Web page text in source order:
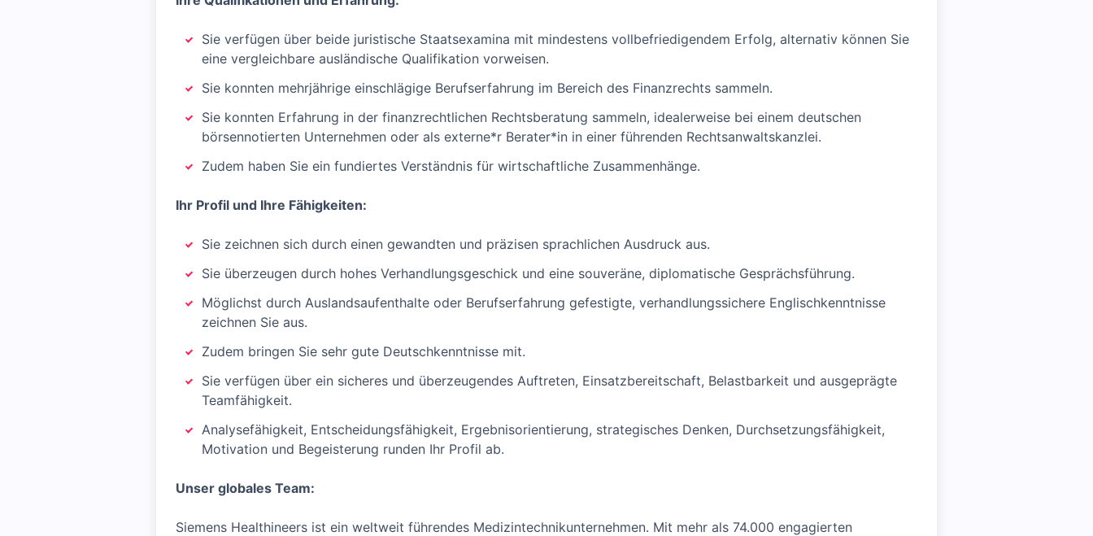
Sie verfügen über beide juristische Staatsexamina mit mindestens vollbefriedigendem Erfolg, alternativ können Sie
eine vergleichbare ausländische Qualifikation vorweisen.
Sie konnten mehrjährige einschlägige Berufserfahrung im Bereich des Finanzrechts sammeln.
Sie konnten Erfahrung in der finanzrechtlichen Rechtsberatung sammeln, idealerweise bei einem deutschen
börsennotierten Unternehmen oder als externe*r Berater*in in einer führenden Rechtsanwaltskanzlei.
Zudem haben Sie ein fundiertes Verständnis für wirtschaftliche Zusammenhänge.
Ihr Profil und Ihre Fähigkeiten:
Sie zeichnen sich durch einen gewandten und präzisen sprachlichen Ausdruck aus.
Sie überzeugen durch hohes Verhandlungsgeschick und eine souveräne, diplomatische Gesprächsführung.
Möglichst durch Auslandsaufenthalte oder Berufserfahrung gefestigte, verhandlungssichere Englischkenntnisse
zeichnen Sie aus.
Zudem bringen Sie sehr gute Deutschkenntnisse mit.
Sie verfügen über ein sicheres und überzeugendes Auftreten, Einsatzbereitschaft, Belastbarkeit und ausgeprägte
Teamfähigkeit.
Analysefähigkeit, Entscheidungsfähigkeit, Ergebnisorientierung, strategisches Denken, Durchsetzungsfähigkeit,
Motivation und Begeisterung runden Ihr Profil ab.
Unser globales Team:
Siemens Healthineers ist ein weltweit führendes Medizintechnikunternehmen. Mit mehr als 74.000 engagierten